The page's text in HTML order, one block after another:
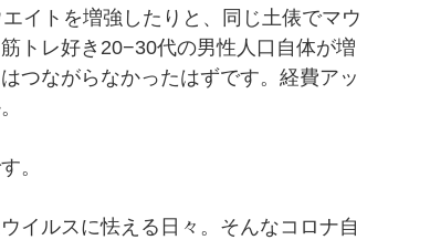
イトを増強したりと、同じ土俵でマウ
トレ好き20−30代の男性人口自体が増
つながらなかったはずです。経費アッ
。
イルスに怯える日々。そんなコロナ自